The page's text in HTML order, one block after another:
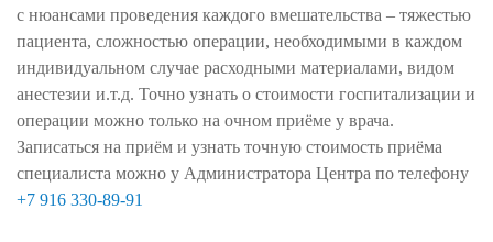
с нюансами проведения каждого вмешательства – тяжестью
пациента, сложностью операции, необходимыми в каждом
индивидуальном случае расходными материалами, видом
анестезии и.т.д. Точно узнать о стоимости госпитализации и
операции можно только на очном приёме у врача.
Записаться на приём и узнать точную стоимость приёма
специалиста можно у Администратора Центра по телефону
+7 916 330-89-91